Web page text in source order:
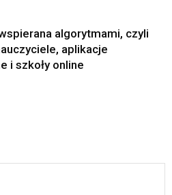
algorytmami, czyli
aplikacje
i szkoły online